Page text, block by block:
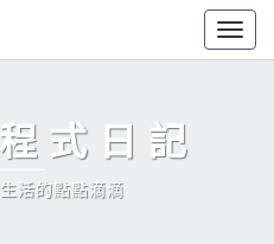
式日記
活的點點滴滴